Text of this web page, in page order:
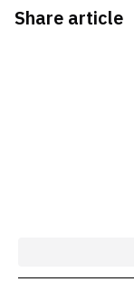
Share article